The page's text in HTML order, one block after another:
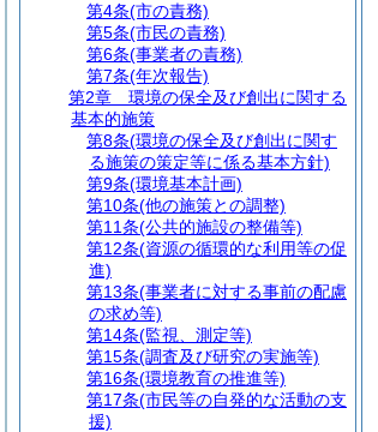
第4条(市の責務)
第5条(市民の責務)
第6条(事業者の責務)
第7条(年次報告)
第2章
環境の保全及び創出に関する
基本的施策
第8条(環境の保全及び創出に関す
る施策の策定等に係る基本方針)
第9条(環境基本計画)
第10条(他の施策との調整)
第11条(公共的施設の整備等)
第12条(資源の循環的な利用等の促
進)
第13条(事業者に対する事前の配慮
の求め等)
第14条(監視、測定等)
第15条(調査及び研究の実施等)
第16条(環境教育の推進等)
第17条(市民等の自発的な活動の支
援)